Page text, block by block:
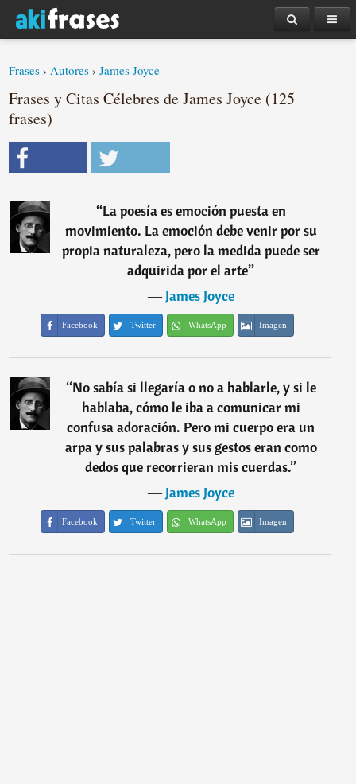
Frases ›Autores ›James Joyce
Frases y Citas Célebres de James Joyce (125
frases)
“La poesía es emoción puesta en
movimiento. La emoción debe venir por su
propia naturaleza, pero la medida puede ser
adquirida por el arte”
―James Joyce
Facebook Twitter WhatsApp Imagen
“No sabía si llegaría o no a hablarle, y si le
hablaba, cómo le iba a comunicar mi
confusa adoración. Pero mi cuerpo era un
arpa y sus palabras y sus gestos eran como
dedos que recorrieran mis cuerdas.”
―James Joyce
Facebook Twitter WhatsApp Imagen